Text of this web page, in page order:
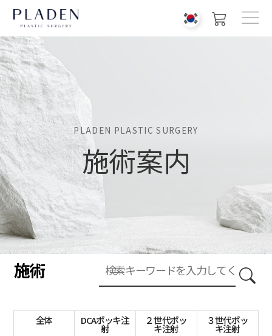
PLADEN PLASTIC SURGERY
施術案内
施術
全体 DCAポッキ注
射
２世代ポッ
キ注射
３世代ポッ
キ注射